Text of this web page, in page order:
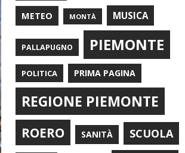
METEO MONTÀ MUSICA
PALLAPUGNO PIEMONTE
POLITICA PRIMA PAGINA
REGIONE PIEMONTE
ROERO SANITÀ SCUOLA